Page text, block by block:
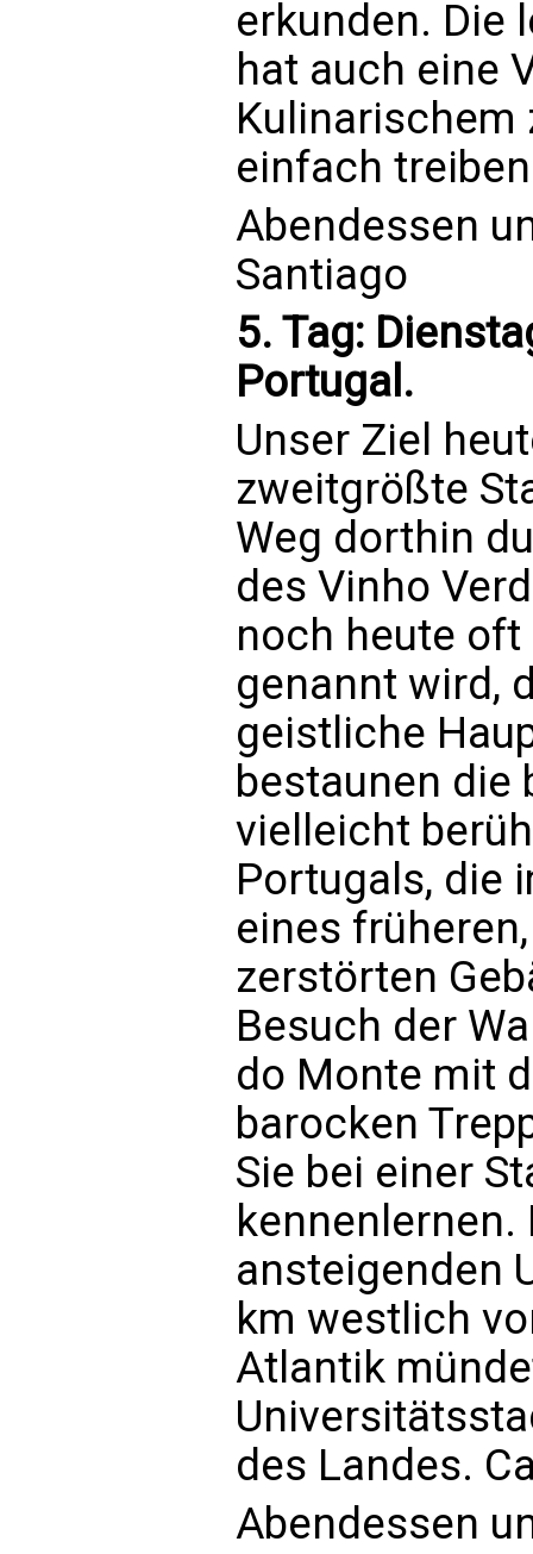
erkunden. Die
hat auch eine
Kulinarischem
einfach treiben
Abendessen
Santiago
5. Tag:
Portugal.
Unser Ziel
zweitgrößte
Weg dorthin
des Vinho
noch heute oft
genannt wird,
geistliche
bestaunen die
vielleicht
Portugals, die
eines
zerstörten
Besuch der
do Monte mit
barocken
Sie bei einer
ansteigenden
km westlich
Atlantik
des Landes.
Abendessen